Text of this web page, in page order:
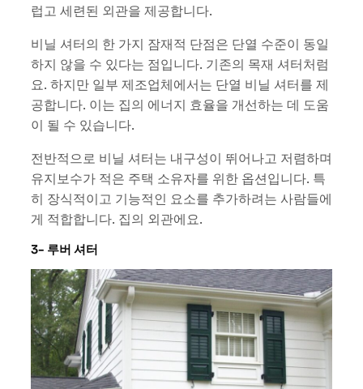
럽고 세련된 외관을 제공합니다.
비닐 셔터의 한 가지 잠재적 단점은 단열 수준이 동일
하지 않을 수 있다는 점입니다. 기존의 목재 셔터처럼
요. 하지만 일부 제조업체에서는 단열 비닐 셔터를 제
공합니다. 이는 집의 에너지 효율을 개선하는 데 도움
이 될 수 있습니다.
전반적으로 비닐 셔터는 내구성이 뛰어나고 저렴하며
유지보수가 적은 주택 소유자를 위한 옵션입니다. 특
히 장식적이고 기능적인 요소를 추가하려는 사람들에
게 적합합니다. 집의 외관에요.
3- 루버 셔터